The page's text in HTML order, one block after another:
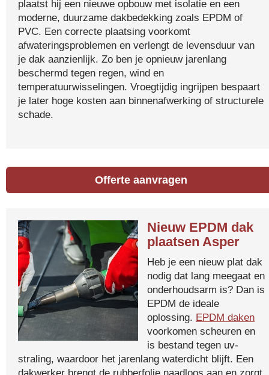
plaatst hij een nieuwe opbouw met isolatie en een
moderne, duurzame dakbedekking zoals EPDM of
PVC. Een correcte plaatsing voorkomt
afwateringsproblemen en verlengt de levensduur van
je dak aanzienlijk. Zo ben je opnieuw jarenlang
beschermd tegen regen, wind en
temperatuurwisselingen. Vroegtijdig ingrijpen bespaart
je later hoge kosten aan binnenafwerking of structurele
schade.
Offerte aanvragen
Nieuw EPDM dak
plaatsen Asper
Heb je een nieuw plat dak
nodig dat lang meegaat en
onderhoudsarm is? Dan is
EPDM de ideale
oplossing. EPDM daken
voorkomen scheuren en
is bestand tegen uv-
straling, waardoor het jarenlang waterdicht blijft. Een
dakwerker brengt de rubberfolie naadloos aan en zorgt